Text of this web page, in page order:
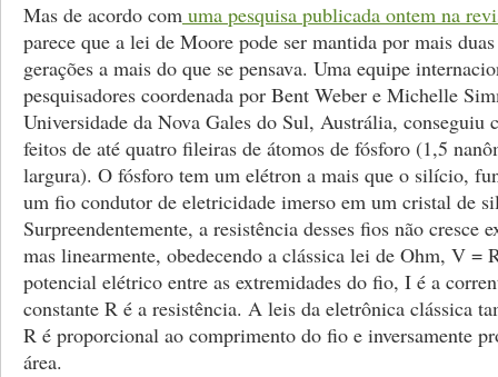
Mas de acordo com uma pesquisa publicada ontem na
parece que a lei de Moore pode ser mantida por mais
gerações a mais do que se pensava. Uma equipe
pesquisadores coordenada por Bent Weber e Michelle
Universidade da Nova Gales do Sul, Austrália, conseguiu
feitos de até quatro fileiras de átomos de fósforo (1,5
largura). O fósforo tem um elétron a mais que o silício,
um fio condutor de eletricidade imerso em um cristal de
Surpreendentemente, a resistência desses fios não cresce
mas linearmente, obedecendo a clássica lei de Ohm, V =
potencial elétrico entre as extremidades do fio, I é a
constante R é a resistência. A leis da eletrônica clássica
R é proporcional ao comprimento do fio e inversamente
área.